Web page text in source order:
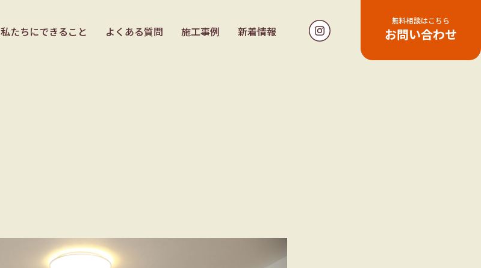
私たちにできること よくある質問 施工事例 新着情報
無料相談はこちら
お問い合わせ